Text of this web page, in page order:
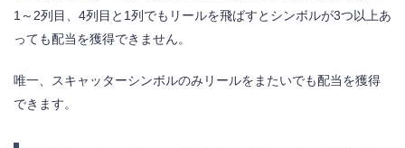
1～2列目、4列目と1列でもリールを飛ばすとシンボルが3つ以上あ
っても配当を獲得できません。
唯一、スキャッターシンボルのみリールをまたいでも配当を獲得
できます。